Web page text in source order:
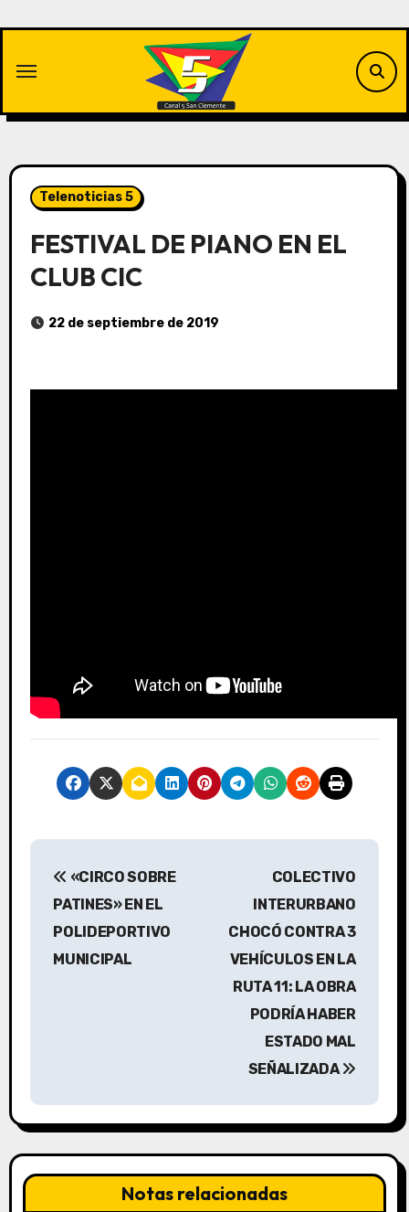
contenido
Telenoticias 5
FESTIVAL DE PIANO EN EL
CLUB CIC
22 de septiembre de 2019
N
i
ó
«CIRCO SOBRE
PATINES» EN EL
POLIDEPORTIVO
MUNICIPAL
COLECTIVO
INTERURBANO
CHOCÓ CONTRA 3
VEHÍCULOS EN LA
RUTA 11: LA OBRA
PODRÍA HABER
ESTADO MAL
SEÑALIZADA
Notas relacionadas